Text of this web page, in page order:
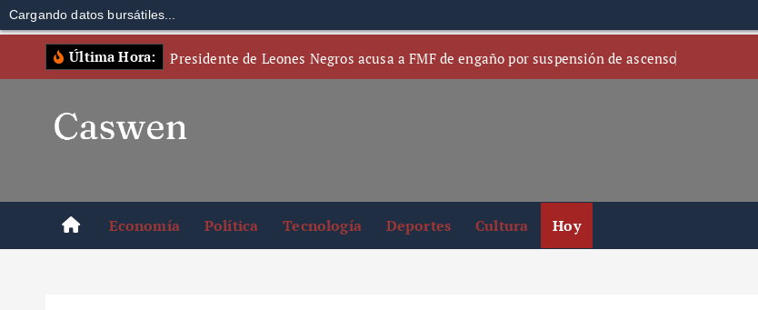
Cargando datos bursátiles...
Última Hora: Presidente de Leones Negros acusa a FMF de engaño por suspensión de ascenso
Economía Política Tecnología Deportes Cultura Hoy